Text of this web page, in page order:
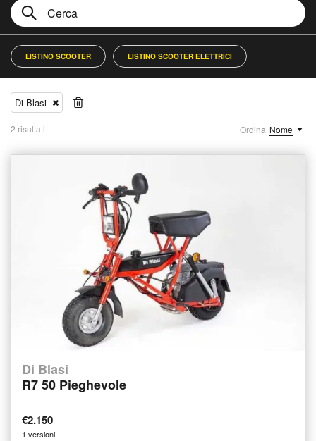
LISTINO SCOOTER LISTINO SCOOTER ELETTRICI
Di Blasi
2 risultati Ordina Nome
Di Blasi
R7 50 Pieghevole
€2.150
1 versioni